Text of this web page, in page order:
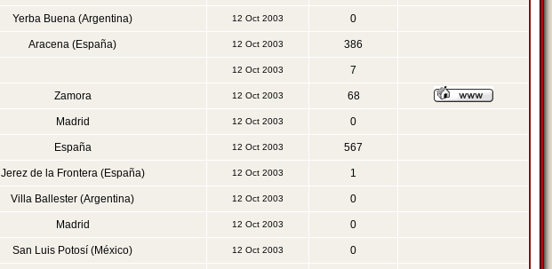
Yerba Buena (Argentina) 12 Oct 2003 0
Aracena (España) 12 Oct 2003 386
12 Oct 2003 7
Zamora 12 Oct 2003 68
Madrid 12 Oct 2003 0
España 12 Oct 2003 567
Jerez de la Frontera (España) 12 Oct 2003 1
Villa Ballester (Argentina) 12 Oct 2003 0
Madrid 12 Oct 2003 0
San Luis Potosí (México) 12 Oct 2003 0